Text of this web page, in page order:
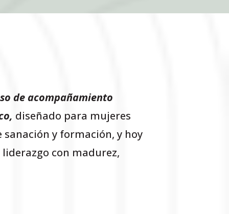
de acompañamiento
diseñado para mujeres
y formación, y hoy
con madurez,